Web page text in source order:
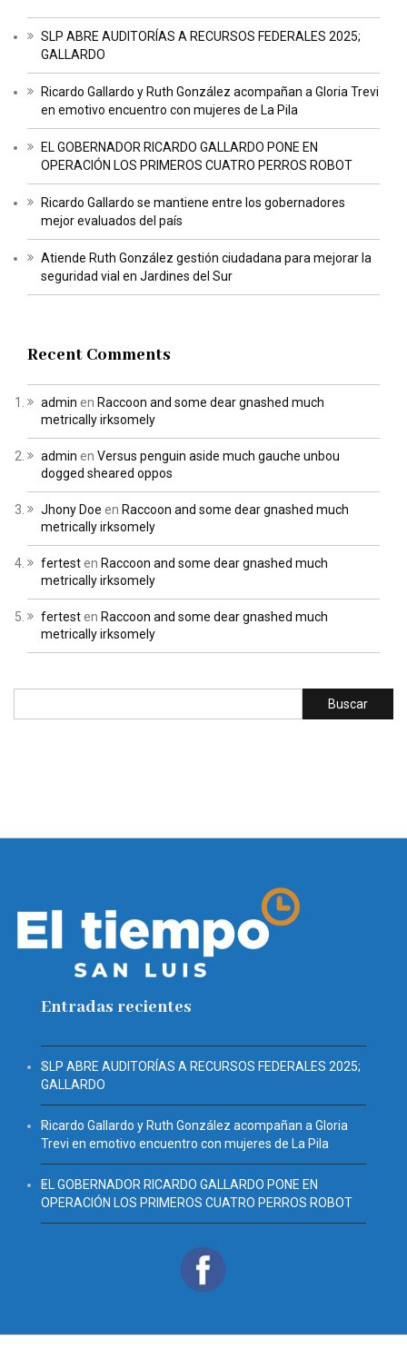
SLP ABRE AUDITORÍAS A RECURSOS FEDERALES 2025;
GALLARDO
Ricardo Gallardo y Ruth González acompañan a Gloria Trevi
en emotivo encuentro con mujeres de La Pila
EL GOBERNADOR RICARDO GALLARDO PONE EN
OPERACIÓN LOS PRIMEROS CUATRO PERROS ROBOT
Ricardo Gallardo se mantiene entre los gobernadores
mejor evaluados del país
Atiende Ruth González gestión ciudadana para mejorar la
seguridad vial en Jardines del Sur
Recent Comments
admin en Raccoon and some dear gnashed much
metrically irksomely
admin en Versus penguin aside much gauche unbou
dogged sheared oppos
Jhony Doe en Raccoon and some dear gnashed much
metrically irksomely
fertesten Raccoon and some dear gnashed much
metrically irksomely
fertesten Raccoon and some dear gnashed much
metrically irksomely
Entradas recientes
SLP ABRE AUDITORÍAS A RECURSOS FEDERALES 2025;
GALLARDO
Ricardo Gallardo y Ruth González acompañan a Gloria
Trevi en emotivo encuentro con mujeres de La Pila
EL GOBERNADOR RICARDO GALLARDO PONE EN
OPERACIÓN LOS PRIMEROS CUATRO PERROS ROBOT